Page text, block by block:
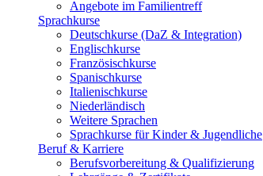
Angebote im Familientreff
Sprachkurse
Deutschkurse (DaZ & Integration)
Englischkurse
Französischkurse
Spanischkurse
Italienischkurse
Niederländisch
Weitere Sprachen
Sprachkurse für Kinder & Jugendliche
Beruf & Karriere
Berufsvorbereitung & Qualifizierung